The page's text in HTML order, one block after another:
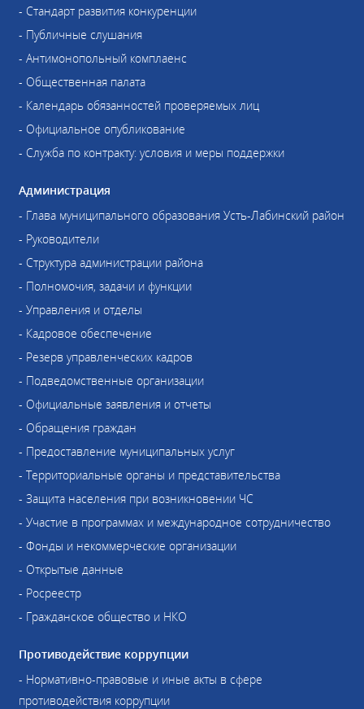
- Стандарт развития конкуренции
- Публичные слушания
- Антимонопольный комплаенс
- Общественная палата
- Календарь обязанностей проверяемых лиц
- Официальное опубликование
- Служба по контракту: условия и меры поддержки
Администрация
- Глава муниципального образования Усть-Лабинский район
- Руководители
- Структура администрации района
- Полномочия, задачи и функции
- Управления и отделы
- Кадровое обеспечение
- Резерв управленческих кадров
- Подведомственные организации
- Официальные заявления и отчеты
- Обращения граждан
- Предоставление муниципальных услуг
- Территориальные органы и представительства
- Защита населения при возникновении ЧС
- Участие в программах и международное сотрудничество
- Фонды и некоммерческие организации
- Открытые данные
- Росреестр
- Гражданское общество и НКО
Противодействие коррупции
- Нормативно-правовые и иные акты в сфере
противодействия коррупции